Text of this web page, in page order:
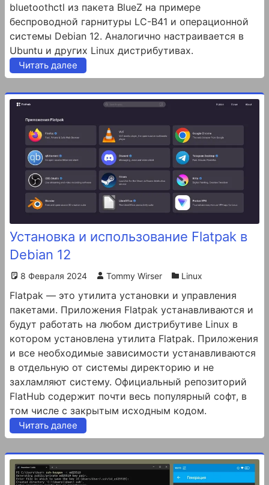
bluetoothctl из пакета BlueZ на примере
беспроводной гарнитуры LC-B41 и операционной
системы Debian 12. Аналогично настраивается в
Ubuntu и других Linux дистрибутивах.
Читать далее
Установка и использование Flatpak в
Debian 12
8 Февраля 2024 Tommy Wirser Linux
Flatpak — это утилита установки и управления
пакетами. Приложения Flatpak устанавливаются и
будут работать на любом дистрибутиве Linux в
котором установлена утилита Flatpak. Приложения
и все необходимые зависимости устанавливаются
в отдельную от системы директорию и не
захламляют систему. Официальный репозиторий
FlatHub содержит почти весь популярный софт, в
том числе с закрытым исходным кодом.
Читать далее